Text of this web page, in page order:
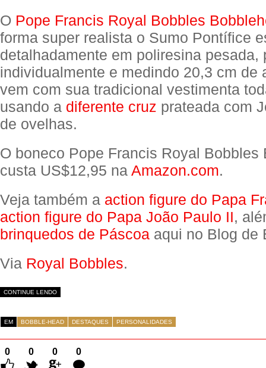
O Pope Francis Royal Bobbles
forma super realista o Sumo Pontífice
detalhadamente em poliresina pesada,
individualmente e medindo 20,3 cm de
vem com sua tradicional vestimenta
usando a diferente cruz prateada com
de ovelhas.
O boneco Pope Francis Royal Bobbles
custa US$12,95 na Amazon.com.
Veja também a action figure do Papa
action figure do Papa João Paulo II,
brinquedos de Páscoa aqui no Blog de
Via Royal Bobbles.
CONTINUE LENDO
EM BOBBLE-HEAD DESTAQUES PERSONALIDADES
0 0 0
0
Comentários